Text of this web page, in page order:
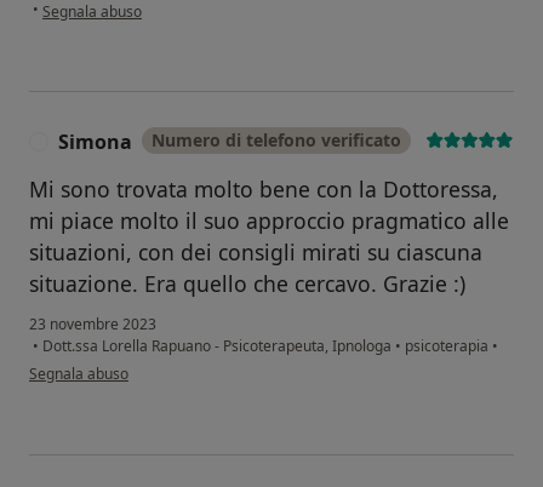
• Segnala abuso
Simona Numero di telefono verificato
Mi sono trovata molto bene con la Dottoressa,
mi piace molto il suo approccio pragmatico alle
situazioni, con dei consigli mirati su ciascuna
situazione. Era quello che cercavo. Grazie :)
23 novembre 2023
• Dott.ssa Lorella Rapuano - Psicoterapeuta, Ipnologa • psicoterapia •
secondo l'opinione dell'utente Simona
Segnala abuso